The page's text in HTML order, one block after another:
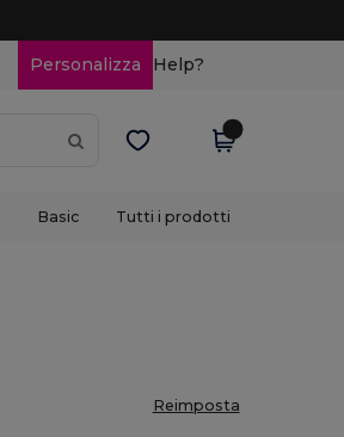
Personalizza Help?
Basic Tutti i prodotti
Reimposta